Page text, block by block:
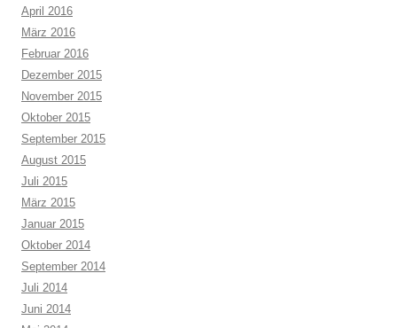
April 2016
März 2016
Februar 2016
Dezember 2015
November 2015
Oktober 2015
September 2015
August 2015
Juli 2015
März 2015
Januar 2015
Oktober 2014
September 2014
Juli 2014
Juni 2014